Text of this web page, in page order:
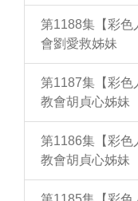
第1188集【彩色
會劉愛救姊妹
第1187集【彩色
教會胡貞心姊妹
第1186集【彩色
教會胡貞心姊妹